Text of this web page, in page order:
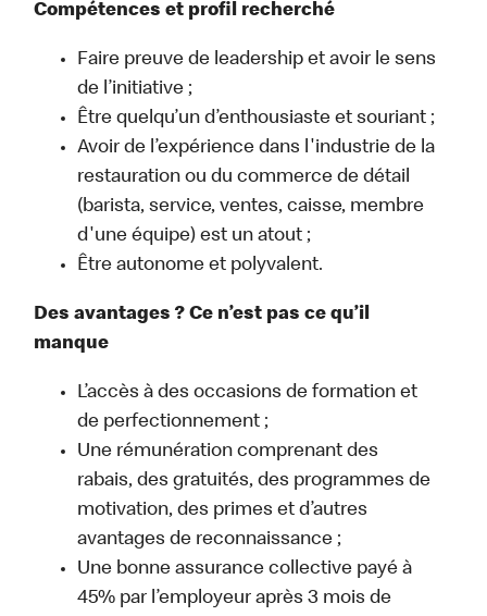
Compétences et profil recherché
Faire preuve de leadership et avoir le sens
de l’initiative ;
Être quelqu’un d’enthousiaste et souriant ;
Avoir de l’expérience dans l'industrie de la
restauration ou du commerce de détail
(barista, service, ventes, caisse, membre
d'une équipe) est un atout ;
Être autonome et polyvalent.
Des avantages ? Ce n’est pas ce qu’il
manque
L’accès à des occasions de formation et
de perfectionnement ;
Une rémunération comprenant des
rabais, des gratuités, des programmes de
motivation, des primes et d’autres
avantages de reconnaissance ;
Une bonne assurance collective payé à
45% par l’employeur après 3 mois de